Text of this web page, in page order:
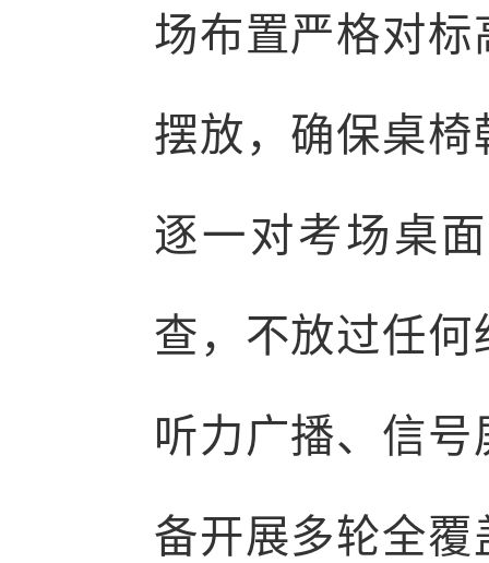
场布置严格对
摆放，确保桌
逐一对考场桌
查，不放过任
听力广播、信
备开展多轮全